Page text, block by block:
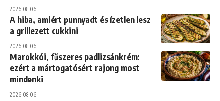
2026.08.06.
A hiba, amiért punnyadt és ízetlen lesz
a grillezett cukkini
2026.08.06.
Marokkói, fűszeres padlizsánkrém:
ezért a mártogatósért rajong most
mindenki
2026.08.06.